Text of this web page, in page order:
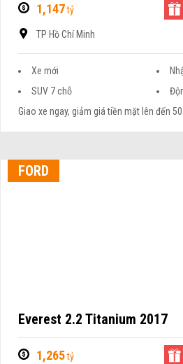
1,147tỷ
TP Hồ Chí Minh
Xe mới
SUV 7 chỗ
Giao xe ngay, giảm giá tiền mặt lên đến
FORD
Everest 2.2 Titanium 2017
1,265tỷ